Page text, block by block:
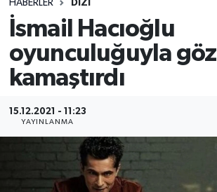
HABERLER DİZİ
İsmail Hacıoğlu
oyunculuğuyla göz
kamaştırdı
15.12.2021 - 11:23
YAYINLANMA
İstanbul Namaz Vakitleri
İstanbul Trafik Yoğunluk Haritası
Tüm Manşetler
Son Dakika Haberleri